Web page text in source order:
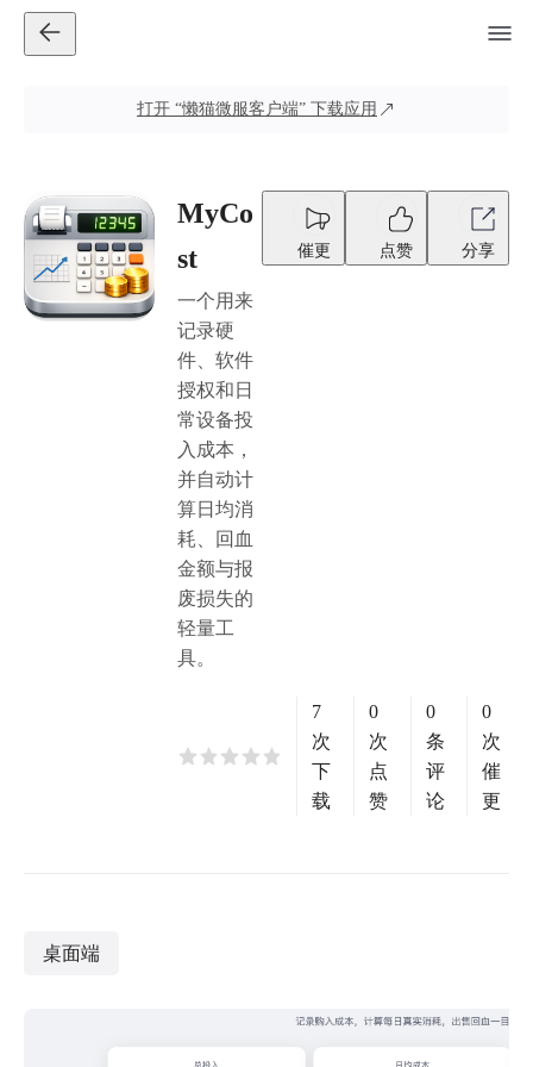
打开 “懒猫微服客户端” 下载应用
MyCo
st
一个用来
记录硬
件、软件
授权和日
常设备投
入成本，
并自动计
算日均消
耗、回血
金额与报
废损失的
轻量工
具。
催更 点赞 分享
7
次
下
载
0
次
点
赞
0
条
评
论
0
次
催
更
桌面端